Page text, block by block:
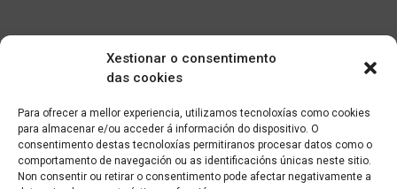
Xestionar o consentimento
das cookies
Para ofrecer a mellor experiencia, utilizamos tecnoloxías como cookies
para almacenar e/ou acceder á información do dispositivo. O
consentimento destas tecnoloxías permitiranos procesar datos como o
comportamento de navegación ou as identificacións únicas neste sitio.
Non consentir ou retirar o consentimento pode afectar negativamente a